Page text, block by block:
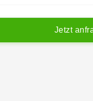
Jetzt anfr